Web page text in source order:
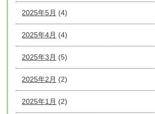
2025年5月 (4)
2025年4月 (4)
2025年3月 (5)
2025年2月 (2)
2025年1月 (2)